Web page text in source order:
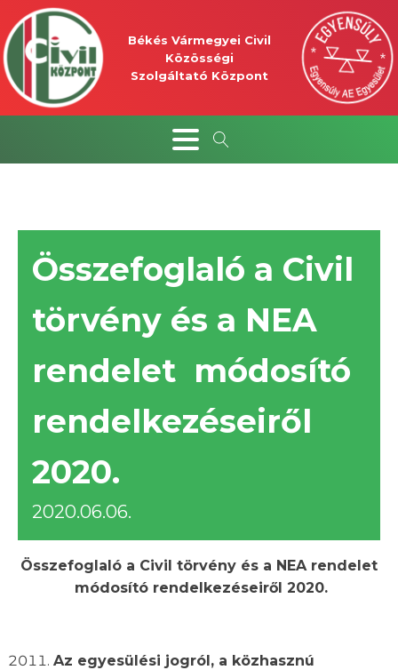
Békés Vármegyei Civil
Közösségi
Szolgáltató Központ
Összefoglaló a Civil
törvény és a NEA
rendelet módosító
rendelkezéseiről
2020.
2020.06.06.
Összefoglaló a Civil törvény és a NEA rendelet
módosító rendelkezéseiről 2020.
Az egyesülési jogról, a közhasznú